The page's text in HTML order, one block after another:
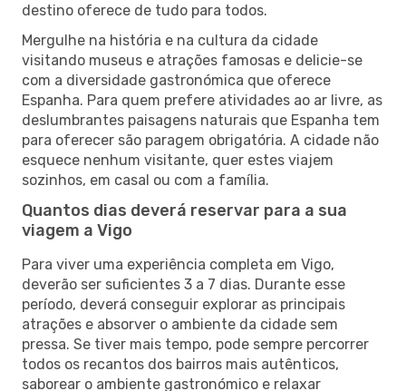
destino oferece de tudo para todos.
Mergulhe na história e na cultura da cidade
visitando museus e atrações famosas e delicie-se
com a diversidade gastronómica que oferece
Espanha. Para quem prefere atividades ao ar livre, as
deslumbrantes paisagens naturais que Espanha tem
para oferecer são paragem obrigatória. A cidade não
esquece nenhum visitante, quer estes viajem
sozinhos, em casal ou com a família.
Quantos dias deverá reservar para a sua
viagem a Vigo
Para viver uma experiência completa em Vigo,
deverão ser suficientes 3 a 7 dias. Durante esse
período, deverá conseguir explorar as principais
atrações e absorver o ambiente da cidade sem
pressa. Se tiver mais tempo, pode sempre percorrer
todos os recantos dos bairros mais autênticos,
saborear o ambiente gastronómico e relaxar